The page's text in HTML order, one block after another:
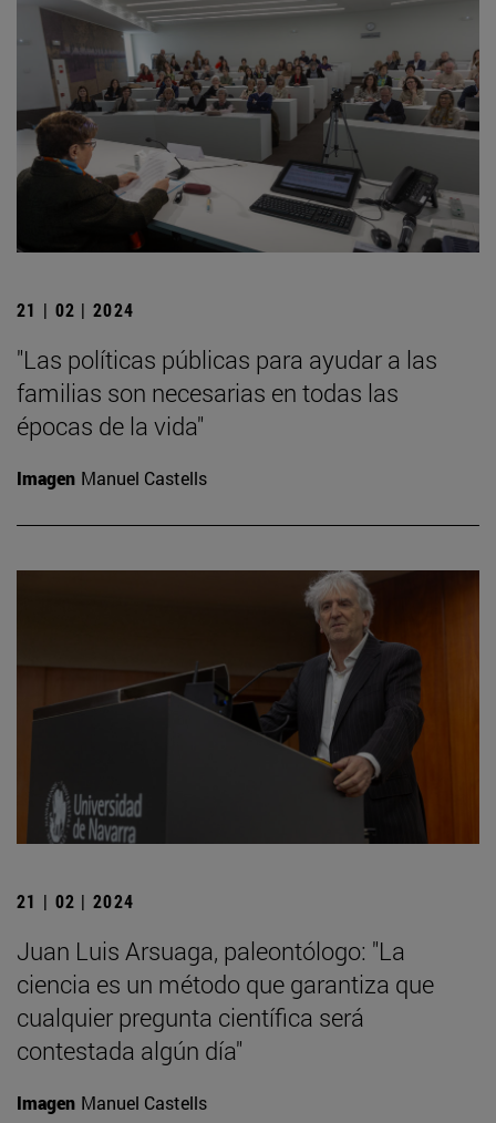
21 | 02 | 2024
"Las políticas públicas para ayudar a las
familias son necesarias en todas las
épocas de la vida"
Imagen Manuel Castells
21 | 02 | 2024
Juan Luis Arsuaga, paleontólogo: "La
ciencia es un método que garantiza que
cualquier pregunta científica será
contestada algún día"
Imagen Manuel Castells